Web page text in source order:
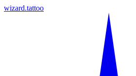
wizard.tattoo